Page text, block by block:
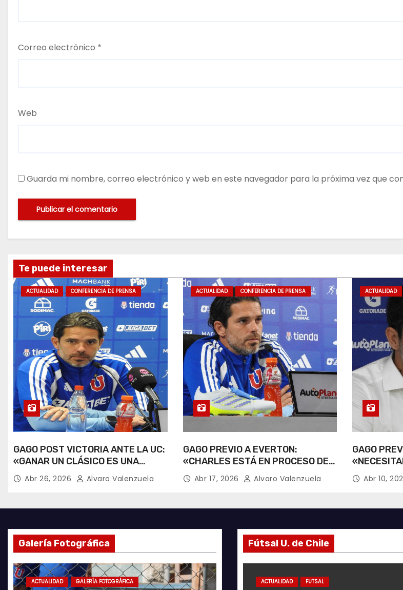
Correo electrónico *
Web
Guarda mi nombre, correo electrónico y web en este navegador para la próxima vez que
Te puede interesar
ACTUALIDAD CONFERENCIA DE PRENSA
GAGO POST VICTORIA ANTE LA UC:
«GANAR UN CLÁSICO ES UNA
ALEGRÍA».
Abr 26, 2026 Alvaro Valenzuela
ACTUALIDAD CONFERENCIA DE PRENSA
GAGO PREVIO A EVERTON:
«CHARLES ESTÁ EN PROCESO DE
RECUPERACIÓN».
Abr 17, 2026 Alvaro Valenzuela
ACTUALIDAD
GAGO
Abr 10,
Galería Fotográfica
ACTUALIDAD GALERÍA FOTOGRÁFICA ACTUALIDAD GALERÍA FOTOGRÁFICA
Fútsal U. de Chile
ACTUALIDAD FUTSAL ACTUALIDAD FUTSAL
ACTUALIDAD AZULES POR EL MUNDO ACTUALIDAD